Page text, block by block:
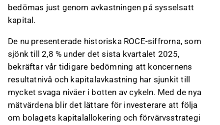
bedömas just genom avkastningen på sysselsatt
kapital.
De nu presenterade historiska ROCE-siffrorna, som
sjönk till 2,8 % under det sista kvartalet 2025,
bekräftar vår tidigare bedömning att koncernens
resultatnivå och kapitalavkastning har sjunkit till
mycket svaga nivåer i botten av cykeln. Med de nya
mätvärdena blir det lättare för investerare att följa
om bolagets kapitalallokering och förvärvsstrategi